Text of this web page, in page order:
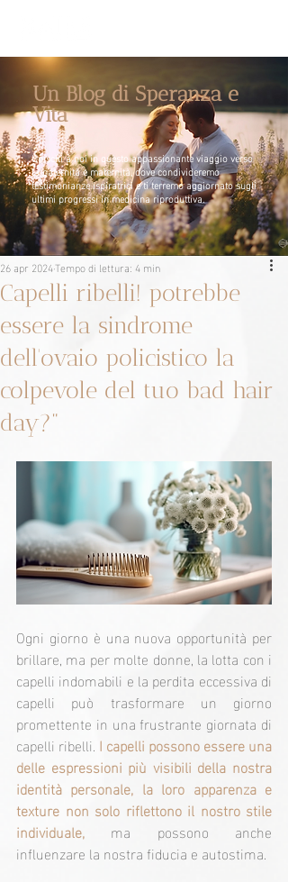
Un Blog di Speranza e
Vita
Unisciti a noi in questo appassionante viaggio verso
la paternità e maternità, dove condivideremo
testimonianze ispiratrici e ti terremo aggiornato sugli
ultimi progressi in medicina riproduttiva.
Capelli ribelli! potrebbe
essere la sindrome
dell'ovaio policistico la
colpevole del tuo bad hair
day?"
26 apr 2024Tempo di lettura: 4 min
Ogni giorno è una nuova opportunità per
brillare, ma per molte donne, la lotta con i
capelli indomabili e la perdita eccessiva di
capelli può trasformare un giorno
promettente in una frustrante giornata di
capelli ribelli. I capelli possono essere una
delle espressioni più visibili della nostra
identità personale, la loro apparenza e
texture non solo riflettono il nostro stile
individuale, ma possono anche
influenzare la nostra fiducia e autostima.